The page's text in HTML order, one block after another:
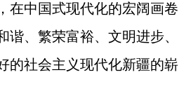
在中国式现代化的宏阔画卷
谐、繁荣富裕、文明进步、
的社会主义现代化新疆的崭